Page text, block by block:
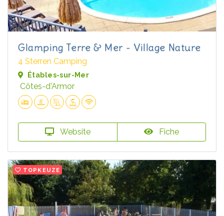
Glamping Terre & Mer - Village Nature
4 Sterren Camping
Étables-sur-Mer
Côtes-d'Armor
Website Fiche
TOPKEUZE